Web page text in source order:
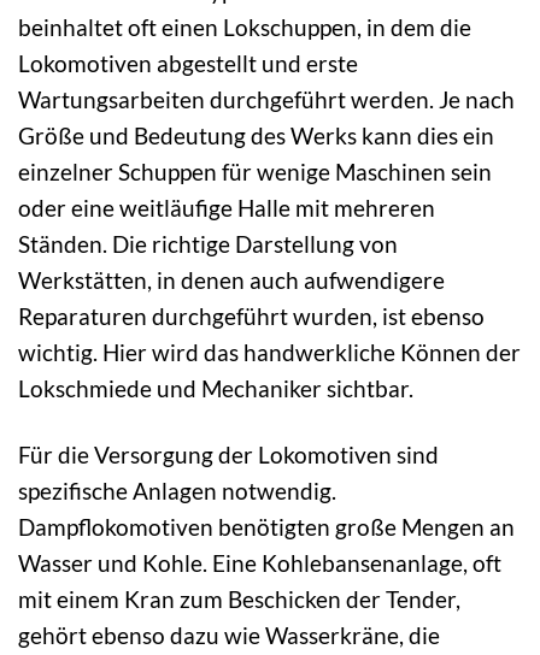
beinhaltet oft einen Lokschuppen, in dem die
Lokomotiven abgestellt und erste
Wartungsarbeiten durchgeführt werden. Je nach
Größe und Bedeutung des Werks kann dies ein
einzelner Schuppen für wenige Maschinen sein
oder eine weitläufige Halle mit mehreren
Ständen. Die richtige Darstellung von
Werkstätten, in denen auch aufwendigere
Reparaturen durchgeführt wurden, ist ebenso
wichtig. Hier wird das handwerkliche Können der
Lokschmiede und Mechaniker sichtbar.
Für die Versorgung der Lokomotiven sind
spezifische Anlagen notwendig.
Dampflokomotiven benötigten große Mengen an
Wasser und Kohle. Eine Kohlebansenanlage, oft
mit einem Kran zum Beschicken der Tender,
gehört ebenso dazu wie Wasserkräne, die